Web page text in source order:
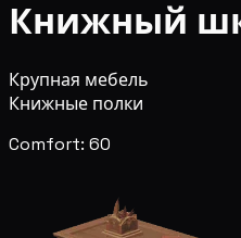
Книжный
Крупная мебель
Книжные полки
Comfort: 60